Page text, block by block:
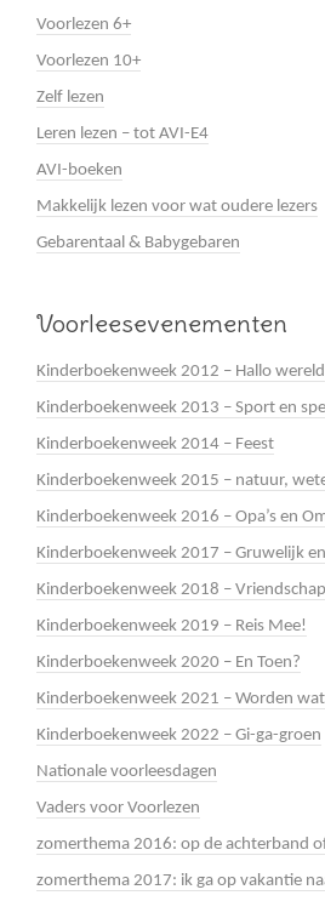
Voorlezen 6+
Voorlezen 10+
Zelf lezen
Leren lezen – tot AVI-E4
AVI-boeken
Makkelijk lezen voor wat oudere lezers
Gebarentaal & Babygebaren
Voorleesevenementen
Kinderboekenweek 2012 – Hallo wereld
Kinderboekenweek 2013 – Sport en
Kinderboekenweek 2014 – Feest
Kinderboekenweek 2015 – natuur,
Kinderboekenweek 2016 – Opa’s en
Kinderboekenweek 2017 – Gruwelijk
Kinderboekenweek 2018 – Vriendschap
Kinderboekenweek 2019 – Reis Mee!
Kinderboekenweek 2020 – En Toen?
Kinderboekenweek 2021 – Worden
Kinderboekenweek 2022 – Gi-ga-groen
Nationale voorleesdagen
Vaders voor Voorlezen
zomerthema 2016: op de achterband
zomerthema 2017: ik ga op vakantie